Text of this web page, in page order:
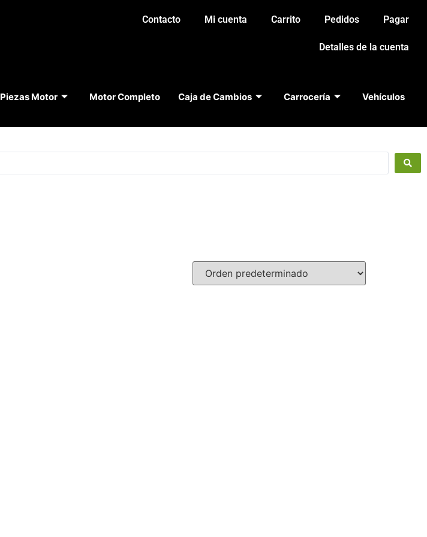
Contacto Mi cuenta Carrito Pedidos Pagar
Detalles de la cuenta
Piezas Motor Motor Completo Caja de Cambios Carrocería Vehículos